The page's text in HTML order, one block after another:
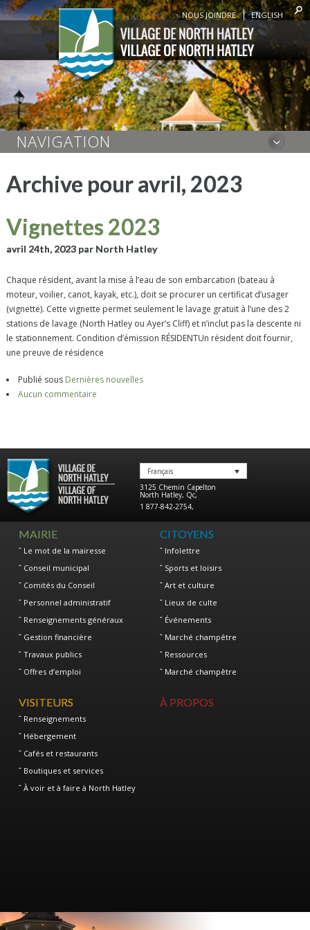
NOUS JOINDRE ENGLISH
NAVIGATION
Archive pour avril, 2023
Vignettes 2023
avril 24th, 2023 par North Hatley
Chaque résident, avant la mise à l’eau de son embarcation (bateau à
moteur, voilier, canot, kayak, etc.), doit se procurer un certificat d’usager
(vignette). Cette vignette permet seulement le lavage gratuit à l’une des 2
stations de lavage (North Hatley ou Ayer’s Cliff) et n’inclut pas la descente ni
le stationnement. Condition d’émission RÉSIDENTUn résident doit fournir,
une preuve de résidence
Publié sous Dernières nouvelles
Aucun commentaire
Français
3125 Chemin Capelton
North Hatley, Qc,
1 877-842-2754,
MAIRIE
Le mot de la mairesse
Conseil municipal
Comités du Conseil
Personnel administratif
Renseignements généraux
Gestion financière
Travaux publics
Offres d’emploi
CITOYENS
Infolettre
Sports et loisirs
Art et culture
Lieux de culte
Événements
Marché champêtre
Ressources
Marché champêtre
VISITEURS
Renseignements
Hébergement
Cafés et restaurants
Boutiques et services
À voir et à faire à North Hatley
À PROPOS